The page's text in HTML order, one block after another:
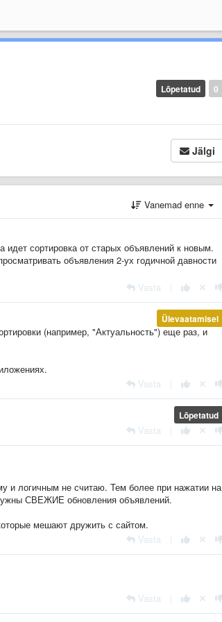
0
Lõpetatud
Jälgi
Vanemad enne
идет сортировка от старых объявлений к новым.
объявления 2-ух годичной давности
Vasta
Ülevaatamisel
(например, "Актуальность") еще раз, и
Vasta
Lõpetatud
Vasta
и логичным не считаю. Тем более при нажатии на
СВЕЖИЕ обновления объявлений.
мешают дружить с сайтом.
Vasta
Vasta